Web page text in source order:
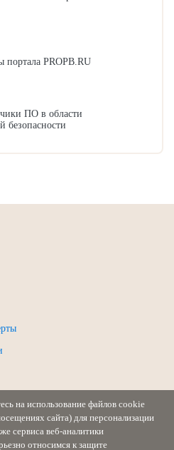
портала PROPB.RU
ПО в области
безопасности
на использование файлов cookie
сайта) для персонализации
сервиса веб-аналитики
относимся к защите